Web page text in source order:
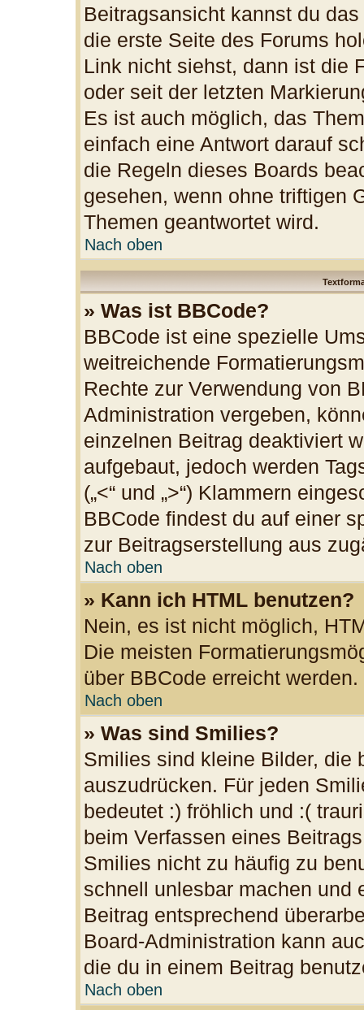
Beitragsansicht kannst du
die erste Seite des Forums
Link nicht siehst, dann ist die
oder seit der letzten
Es ist auch möglich, das
einfach eine Antwort darauf
die Regeln dieses Boards
gesehen, wenn ohne triftigen
Themen geantwortet wird.
Nach oben
» Was ist BBCode?
BBCode ist eine spezielle
weitreichende
Rechte zur Verwendung von
Administration vergeben,
einzelnen Beitrag deaktiviert
aufgebaut, jedoch werden
(„<“ und „>“) Klammern
BBCode findest du auf einer
zur Beitragserstellung aus
Nach oben
» Kann ich HTML benutzen?
Nein, es ist nicht möglich,
Die meisten
über BBCode erreicht werden.
Nach oben
» Was sind Smilies?
Smilies sind kleine Bilder, die
auszudrücken. Für jeden
bedeutet :) fröhlich und :(
beim Verfassen eines
Smilies nicht zu häufig zu
schnell unlesbar machen und
Beitrag entsprechend
Board-Administration kann
die du in einem Beitrag
Nach oben